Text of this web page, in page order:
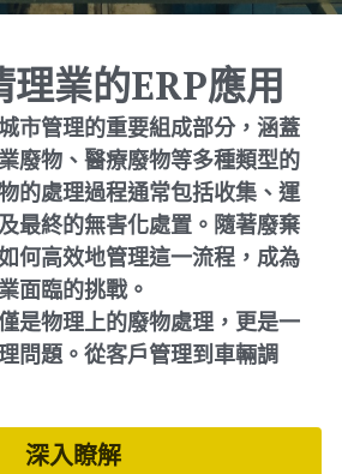
理業的ERP應用
市管理的重要組成部分，涵蓋
廢物、醫療廢物等多種類型的
的處理過程通常包括收集、運
最終的無害化處置。隨著廢棄
何高效地管理這一流程，成為
面臨的挑戰。
是物理上的廢物處理，更是一
問題。從客戶管理到車輛調
深入瞭解